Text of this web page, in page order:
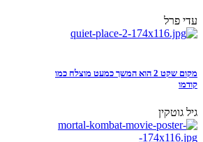
עדי פרל
מקום שקט 2 הוא המשך כמעט מוצלח כמו
קודמו
גיל גוטקין